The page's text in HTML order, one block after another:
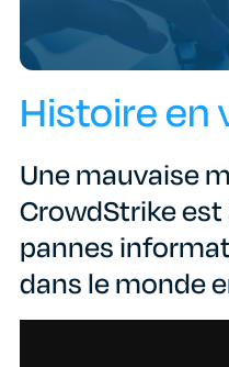
Histoire en
Une mauvaise
CrowdStrike est
pannes
dans le monde